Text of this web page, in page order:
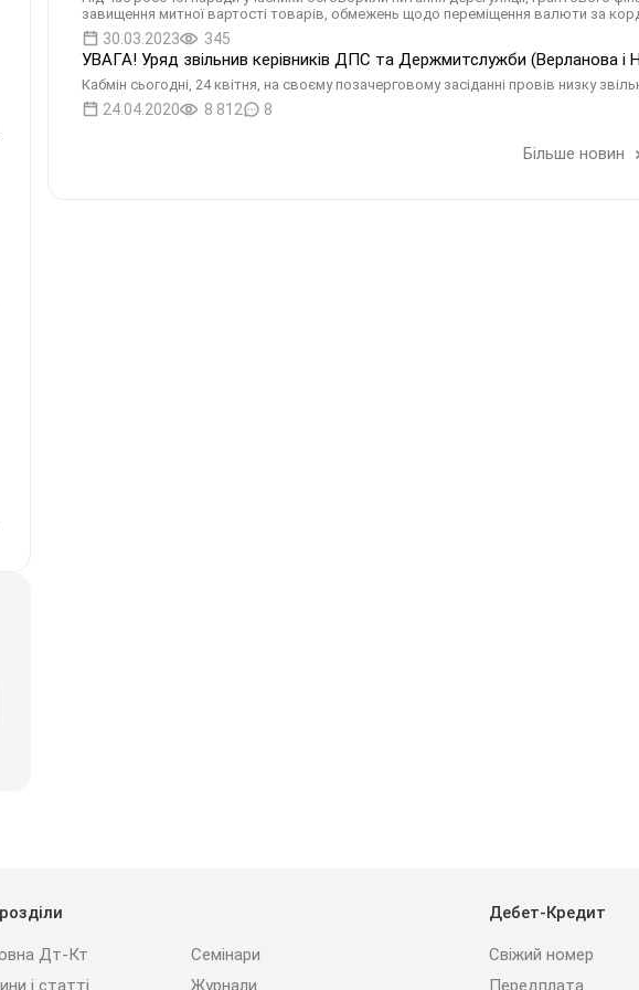
завищення митної вартості товарів, обмежень щодо переміщення валюти за
30.03.2023 345
УВАГА! Уряд звільнив керівників ДПС та Держмитслужби (Верланова і
Кабмін сьогодні, 24 квітня, на своєму позачерговому засіданні провів низку
24.04.2020 8 812 8
Більше новин
Дт-Кт
і статті
Семінари
Журнали
Дебет-Кредит
Свіжий номер
Передплата